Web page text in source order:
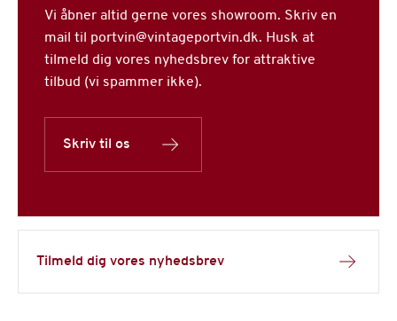
Tilmeld dig vores nyhedsbrev
Vi åbner altid gerne vores showroom. Skriv en
mail til portvin@vintageportvin.dk. Husk at
tilmeld dig vores nyhedsbrev for attraktive
tilbud (vi spammer ikke).
Skriv til os